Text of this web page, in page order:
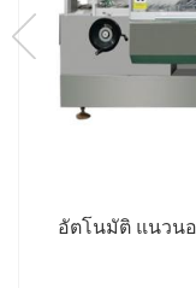
อัตโนมัติ แนวน